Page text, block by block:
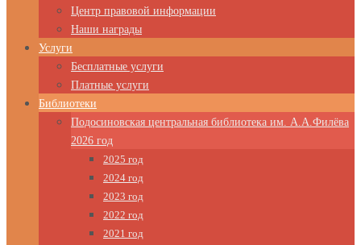
Центр правовой информации
Наши награды
Услуги
Бесплатные услуги
Платные услуги
Библиотеки
Подосиновская центральная библиотека им. А.А.Филёва
2026 год
2025 год
2024 год
2023 год
2022 год
2021 год